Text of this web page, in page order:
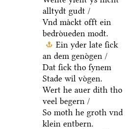
alltydt gudt /
Vnd maͤckt offt ein
bedroͤueden modt.
Ein yder late ſick
an dem genoͤgen /
Dat ſick tho ſynem
Stade wil voͤgen.
Wert he auer dith tho
veel begern /
So moth he groth vnd
klein entbern.